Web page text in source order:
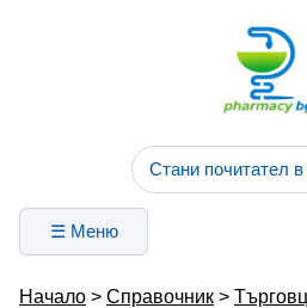
Стани почитател
☰ Меню
Начало > Справочник >